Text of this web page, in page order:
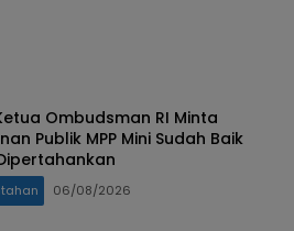
Ombudsman RI Minta
Publik MPP Mini Sudah Baik
06/08/2026